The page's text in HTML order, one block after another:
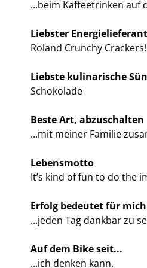
...beim Kaffeetrinken auf
Liebster Energielieferant
Roland Crunchy Crackers!
Liebste kulinarische
Schokolade
Beste Art, abzuschalten
...mit meiner Familie
Lebensmotto
It’s kind of fun to do the
Erfolg bedeutet für
...jeden Tag dankbar zu
Auf dem Bike seit...
...ich denken kann.